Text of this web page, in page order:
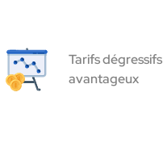
Tarifs dégressifs
avantageux